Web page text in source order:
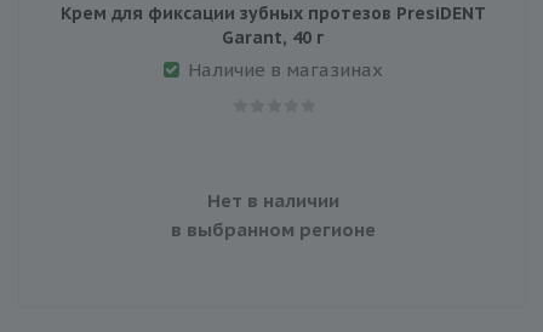
Крем для фиксации зубных протезов PresiDENT
Garant, 40 г
Наличие в магазинах
Нет в наличии
в выбранном регионе